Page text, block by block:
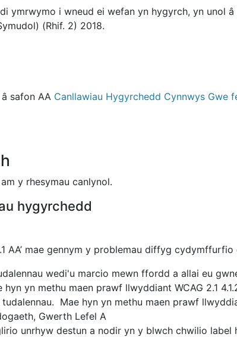
ymrwymo i wneud ei wefan yn hygyrch, yn unol
(Rhif. 2) 2018.
safon AA Canllawiau Hygyrchedd Cynnwys Gwe
y rhesymau canlynol.
hygyrchedd
AA’ mae gennym y problemau diffyg
wedi'u marcio mewn ffordd a allai eu
yn methu maen prawf llwyddiant WCAG 2.1
Mae hyn yn methu maen prawf
Gwerth Lefel A
unrhyw destun a nodir yn y blwch chwilio